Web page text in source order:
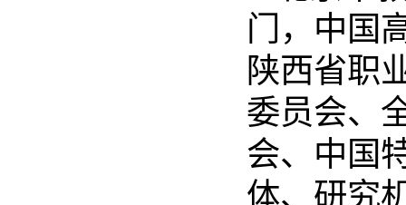
门，中国
陕西省职
委员会、
会、中国
体、研究